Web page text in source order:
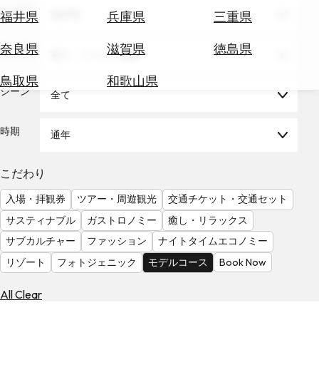
福井県
兵庫県
三重県
奈良県
滋賀県
徳島県
鳥取県
和歌山県
券
テ
を
る
気
を
見
る
エリア
テーマ 祭り・イベント体験
シーン 全て
時期 通年
こだわり
入場・拝観券 ツアー・周遊観光
交通チケット・交通セット
サスティナブル
ガストロノミー
癒し・リラックス
サブカルチャー
ファッション
ナイトタイムエコノミー
リゾート
フォトジェニック モデルコース Book Now
All Clear